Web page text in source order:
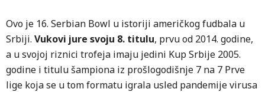
Ovo je 16. Serbian Bowl u istoriji američkog fudbala u
Srbiji. Vukovi jure svoju 8. titulu, prvu od 2014. godine,
a u svojoj riznici trofeja imaju jedini Kup Srbije 2005.
godine i titulu šampiona iz prošlogodišnje 7 na 7 Prve
lige koja se u tom formatu igrala usled pandemije virusa